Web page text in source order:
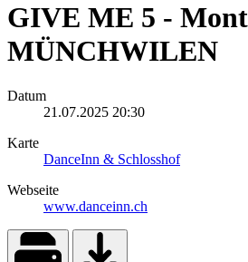
GIVE ME 5 -
MÜNCHWILEN
Datum
21.07.2025 20:30
Karte
DanceInn & Schlosshof
Webseite
www.danceinn.ch